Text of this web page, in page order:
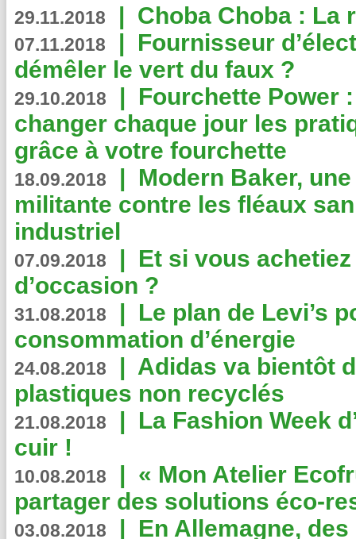
29.11.2018 | Choba Choba : La
07.11.2018 | Fournisseur
démêler le vert du faux ?
29.10.2018 | Fourchette Power
changer chaque jour les
grâce à votre fourchette
18.09.2018 | Modern Baker,
militante contre les fléaux
industriel
07.09.2018 | Et si vous
d’occasion ?
31.08.2018 | Le plan de Levi’s
consommation d’énergie
24.08.2018 | Adidas va bientôt
plastiques non recyclés
21.08.2018 | La Fashion Week
cuir !
10.08.2018 | « Mon Atelier
partager des solutions éco-
03.08.2018 | En Allemagne,